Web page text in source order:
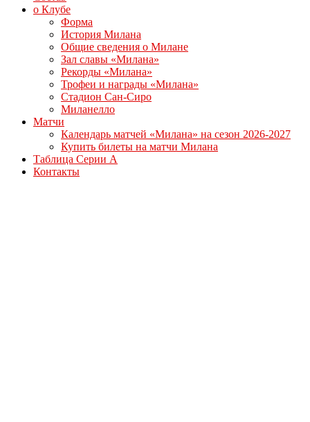
о Клубе
Форма
История Милана
Общие сведения о Милане
Зал славы «Милана»
Рекорды «Милана»
Трофеи и награды «Милана»
Стадион Сан-Сиро
Миланелло
Матчи
Календарь матчей «Милана» на сезон 2026-2027
Купить билеты на матчи Милана
Таблица Серии А
Контакты